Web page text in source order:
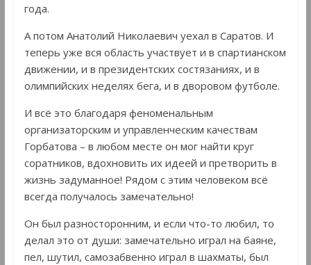
года.
А потом Анатолий Николаевич уехал в Саратов. И
теперь уже вся область участвует и в спартианском
движении, и в президентских состязаниях, и в
олимпийских неделях бега, и в дворовом футболе.
И всё это благодаря феноменальным
организаторским и управленческим качествам
Горбатова – в любом месте он мог найти круг
соратников, вдохновить их идеей и претворить в
жизнь задуманное! Рядом с этим человеком всё
всегда получалось замечательно!
Он был разносторонним, и если что-то любил, то
делал это от души: замечательно играл на баяне,
пел, шутил, самозабвенно играл в шахматы, был